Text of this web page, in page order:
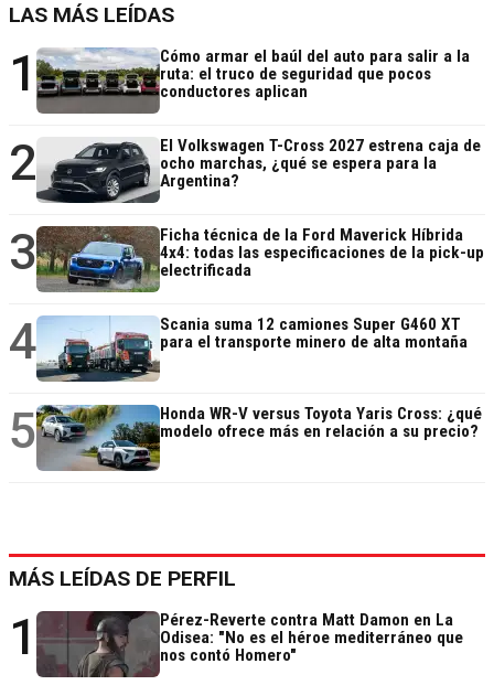
LAS MÁS LEÍDAS
1
Cómo armar el baúl del auto para salir a la
ruta: el truco de seguridad que pocos
conductores aplican
2
El Volkswagen T-Cross 2027 estrena caja de
ocho marchas, ¿qué se espera para la
Argentina?
3
Ficha técnica de la Ford Maverick Híbrida
4x4: todas las especificaciones de la pick-up
electrificada
4
Scania suma 12 camiones Super G460 XT
para el transporte minero de alta montaña
5
Honda WR-V versus Toyota Yaris Cross: ¿qué
modelo ofrece más en relación a su precio?
MÁS LEÍDAS DE PERFIL
1
Pérez-Reverte contra Matt Damon en La
Odisea: "No es el héroe mediterráneo que
nos contó Homero"